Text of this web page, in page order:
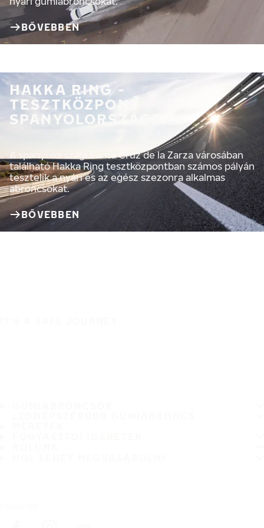
BŐVEBBEN
HAKKA RING -
TESZTKÖZPONT
SPANYOLORSZÁGBAN
A spanyolországi Santa Cruz de la Zarza városában
található Hakka Ring tesztközpontban számos pályán
tesztelik a nyári és az egész szezonra alkalmas
abroncsokat.
BŐVEBBEN